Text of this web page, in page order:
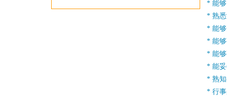
* 能
* 熟
* 能
* 能
* 能
* 能
* 熟
* 行